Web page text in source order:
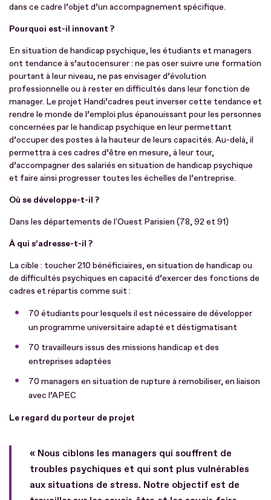
dans ce cadre l’objet d’un accompagnement spécifique.
Pourquoi est-il innovant ?
En situation de handicap psychique, les étudiants et managers
ont tendance à s’autocensurer : ne pas oser suivre une formation
pourtant à leur niveau, ne pas envisager d’évolution
professionnelle ou à rester en difficultés dans leur fonction de
manager. Le projet Handi’cadres peut inverser cette tendance et
rendre le monde de l’emploi plus épanouissant pour les personnes
concernées par le handicap psychique en leur permettant
d’occuper des postes à la hauteur de leurs capacités. Au-delà, il
permettra à ces cadres d’être en mesure, à leur tour,
d’accompagner des salariés en situation de handicap psychique
et faire ainsi progresser toutes les échelles de l’entreprise.
Où se développe-t-il ?
Dans les départements de l'Ouest Parisien (78, 92 et 91)
À qui s’adresse-t-il ?
La cible : toucher 210 bénéficiaires, en situation de handicap ou
de difficultés psychiques en capacité d’exercer des fonctions de
cadres et répartis comme suit :
70 étudiants pour lesquels il est nécessaire de développer
un programme universitaire adapté et déstigmatisant
70 travailleurs issus des missions handicap et des
entreprises adaptées
70 managers en situation de rupture à remobiliser, en liaison
avec l’APEC
Le regard du porteur de projet
« Nous ciblons les managers qui souffrent de
troubles psychiques et qui sont plus vulnérables
aux situations de stress. Notre objectif est de